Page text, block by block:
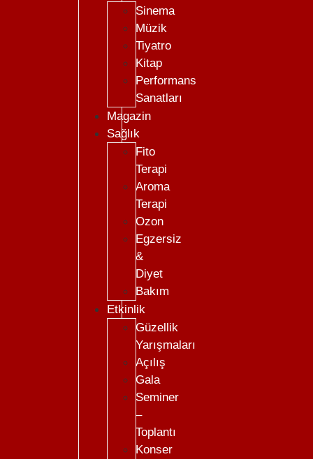
Sinema
Müzik
Tiyatro
Kitap
Performans
Sanatları
Magazin
Sağlık
Fito
Terapi
Aroma
Terapi
Ozon
Egzersiz
&
Diyet
Bakım
Etkinlik
Güzellik
Yarışmaları
Açılış
Gala
Seminer
–
Toplantı
Konser